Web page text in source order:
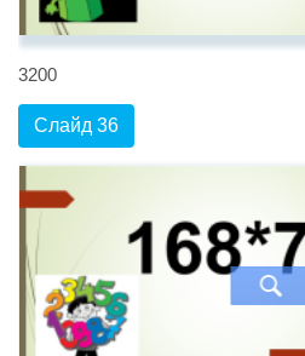
3200
Слайд 36